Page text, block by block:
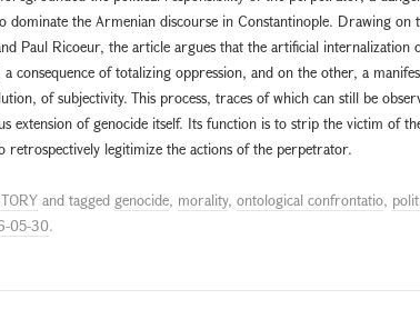
dominate the Armenian discourse in Constantinople. Drawing
Paul Ricoeur, the article argues that the artificial internalization
a consequence of totalizing oppression, and on the other, a
of subjectivity. This process, traces of which can still be
extension of genocide itself. Its function is to strip the victim of
retrospectively legitimize the actions of the perpetrator.
and tagged genocide, morality, ontological confrontatio,
05-30.